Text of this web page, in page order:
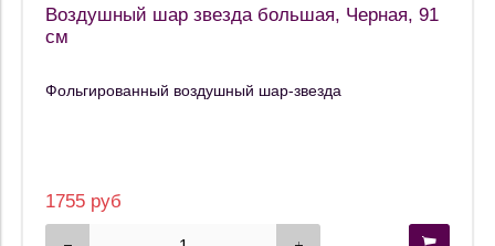
Воздушный шар звезда большая, Черная, 91
см
Фольгированный воздушный шар-звезда
1755 руб